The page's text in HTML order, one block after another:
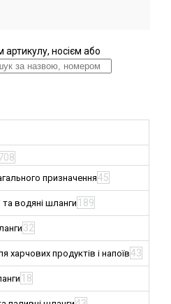
носієм або
призначення45
та водяні шланги 189
32
харчових продуктів і напоїв43
18